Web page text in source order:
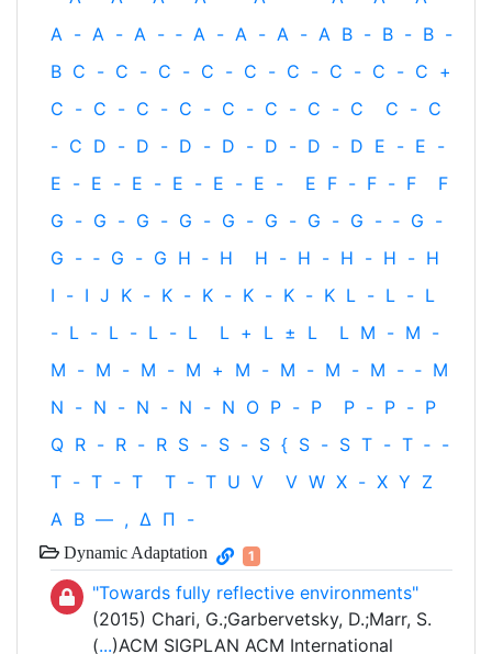
A - A - A - ‐ A - A - A - A B - B - B -
B C - C - C - C - C - C - C - C - C +
C - C - C - C - C - C - C - C C - C
- C D - D - D - D - D - D - D E - E -
E - E - E - E - E - E - E F - F - F
F
G - G - G - G - G - G - G - G - ‐ G -
G - ‐ G - G H ‐ H H - H - H - H - H
I - I J K - K - K - K - K - K L - L - L
- L - L - L - L L + L ± L L M - M -
M - M - M - M + M - M - M - M - ‐ M
N - N - N - N - N O P - P P - P - P
Q R - R - R S - S - S { S - S T - T ‐ -
T - T - T T - T U V V W X - X Y Z
Α Β — , Δ Π -
Dynamic Adaptation 1
"Towards fully reflective environments"
(2015) Chari, G.;Garbervetsky, D.;Marr, S.
(...)ACM SIGPLAN ACM International